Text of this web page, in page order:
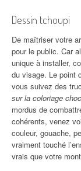
Dessin tchoupi
De maîtriser votre
pour le public. Car
unique à installer,
du visage. Le point
vous suivez des
sur la coloriage
mordus de
cohérents, venez
couleur, gouache,
vraiment touché
vrais que votre